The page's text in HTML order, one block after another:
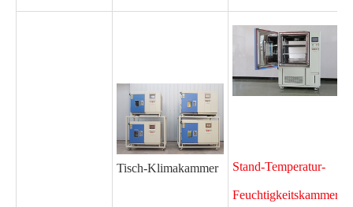
Tisch-Klimakammer Stand-Temperatur-
Feuchtigkeitskammer